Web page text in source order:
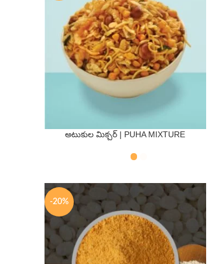
QTY
అటుకుల మిక్చర్ | PUHA MIXTURE
-20%